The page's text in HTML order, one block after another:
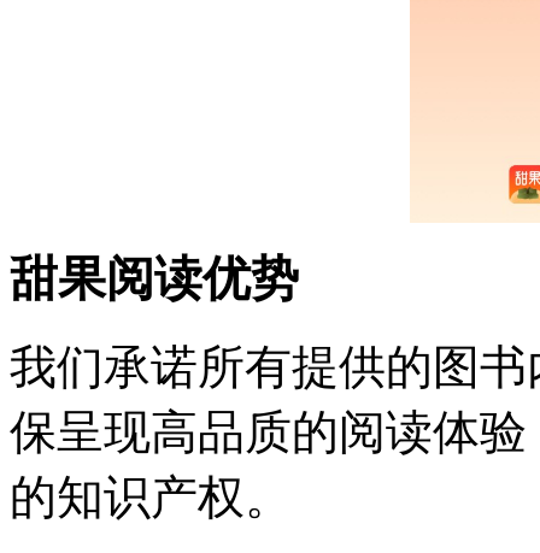
甜果阅读优势
我们承诺所有提供的图
保呈现高品质的阅读体
的知识产权。